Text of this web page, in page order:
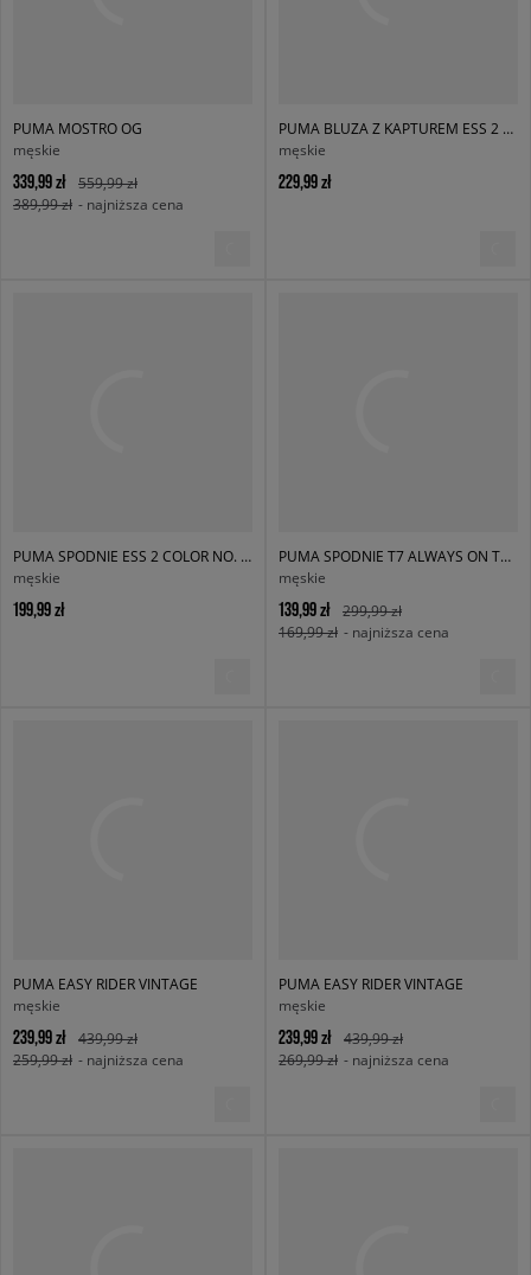
PUMA MOSTRO OG
męskie
339,99 zł
559,99 zł
389,99 zł - najniższa cena
PUMA BLUZA Z KAPTUREM ESS 2 COLOR SMALL NO. 1 LOGO HOODIE FL
męskie
229,99 zł
PUMA SPODNIE ESS 2 COLOR NO. 1 LOGO SWEATPANTS FL CL
męskie
199,99 zł
PUMA SPODNIE T7 ALWAYS ON TRACK PANTS DK CL
męskie
139,99 zł
299,99 zł
169,99 zł - najniższa cena
PUMA EASY RIDER VINTAGE
męskie
239,99 zł
439,99 zł
259,99 zł - najniższa cena
PUMA EASY RIDER VINTAGE
męskie
239,99 zł
439,99 zł
269,99 zł - najniższa cena